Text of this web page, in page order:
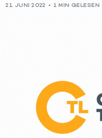
21. JUNI 2022 1 MIN GELESEN